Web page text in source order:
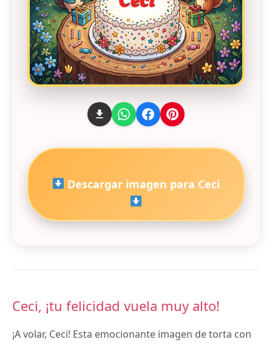
Descargar imagen para Ceci
Ceci, ¡tu felicidad vuela muy alto!
¡A volar, Ceci! Esta emocionante imagen de torta con